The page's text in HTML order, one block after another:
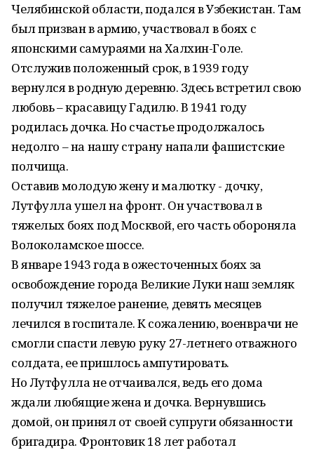
Челябинской области, подался в Узбекистан. Там
был призван в армию, участвовал в боях с
японскими самураями на Халхин-Голе.
Отслужив положенный срок, в 1939 году
вернулся в родную деревню. Здесь встретил свою
любовь – красавицу Гадилю. В 1941 году
родилась дочка. Но счастье продолжалось
недолго – на нашу страну напали фашистские
полчища.
Оставив молодую жену и малютку - дочку,
Лутфулла ушел на фронт. Он участвовал в
тяжелых боях под Москвой, его часть обороняла
Волоколамское шоссе.
В январе 1943 года в ожесточенных боях за
освобождение города Великие Луки наш земляк
получил тяжелое ранение, девять месяцев
лечился в госпитале. К сожалению, военврачи не
смогли спасти левую руку 27-летнего отважного
солдата, ее пришлось ампутировать.
Но Лутфулла не отчаивался, ведь его дома
ждали любящие жена и дочка. Вернувшись
домой, он принял от своей супруги обязанности
бригадира. Фронтовик 18 лет работал